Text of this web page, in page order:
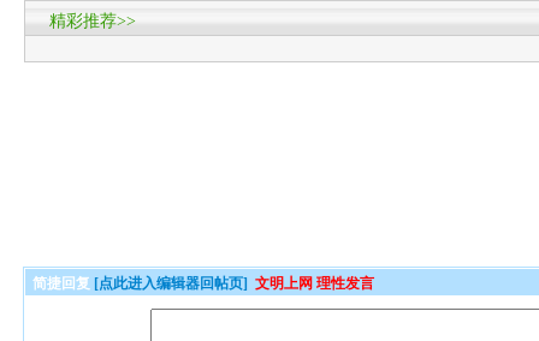
精彩推荐>>
简捷回复 [点此进入编辑器回帖页] 文明上网 理性发言